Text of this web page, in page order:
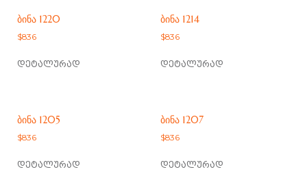
ᲑᲘᲜᲐ 1220
$836
დეტალურად
ᲑᲘᲜᲐ 1214
$836
დეტალურად
ᲑᲘᲜᲐ 1205
$836
დეტალურად
ᲑᲘᲜᲐ 1207
$836
დეტალურად